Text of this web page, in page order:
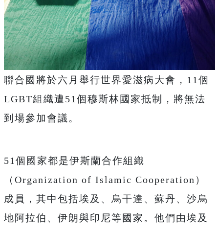
聯合國將於六月舉行世界愛滋病大會，11個
LGBT組織遭51個穆斯林國家抵制，將無法
到場參加會議。
51個國家都是伊斯蘭合作組織
（Organization of Islamic Cooperation）
成員，其中包括埃及、烏干達、蘇丹、沙烏
地阿拉伯、伊朗與印尼等國家。他們由埃及